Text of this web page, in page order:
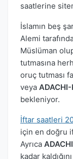
saatlerine
İslamın beş
Alemi
Müslüman
tutmasına
oruç tutması
veya
bekleniyor.
İftar saatleri
için en doğru
Ayrıca
kadar